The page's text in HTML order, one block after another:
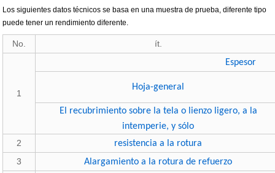
Los siguientes datos técnicos se basa en una muestra de prueba, diferente tipo
puede tener un rendimiento diferente.
No. ít.
1
Espesor
Hoja-general
El recubrimiento sobre la tela o lienzo ligero, a la
intemperie, y sólo
2
resistencia a la rotura
3
Alargamiento a la rotura de refuerzo